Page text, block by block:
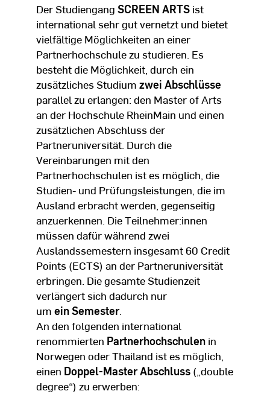
Der Studiengang SCREEN ARTS ist
international sehr gut vernetzt und bietet
vielfältige Möglichkeiten an einer
Partnerhochschule zu studieren. Es
besteht die Möglichkeit, durch ein
zusätzliches Studium zwei Abschlüsse
parallel zu erlangen: den Master of Arts
an der Hochschule RheinMain und einen
zusätzlichen Abschluss der
Partneruniversität. Durch die
Vereinbarungen mit den
Partnerhochschulen ist es möglich, die
Studien- und Prüfungsleistungen, die im
Ausland erbracht werden, gegenseitig
anzuerkennen. Die Teilnehmer:innen
müssen dafür während zwei
Auslandssemestern insgesamt 60 Credit
Points (ECTS) an der Partneruniversität
erbringen. Die gesamte Studienzeit
verlängert sich dadurch nur
um ein Semester.
An den folgenden international
renommierten Partnerhochschulen in
Norwegen oder Thailand ist es möglich,
einen Doppel-Master Abschluss („double
degree“) zu erwerben: